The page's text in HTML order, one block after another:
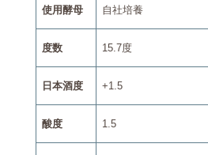
使用酵母 自社培養
度数 15.7度
日本酒度 +1.5
酸度 1.5